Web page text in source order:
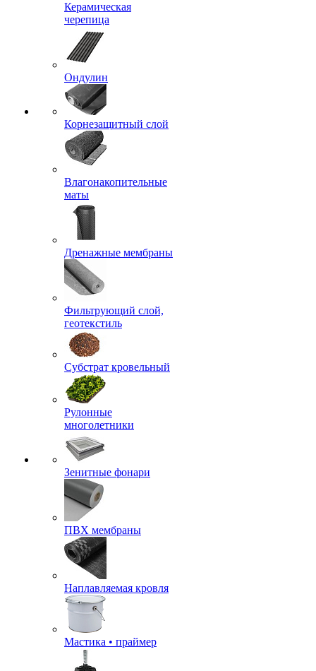
Керамическая
черепица
Ондулин
Корнезащитный слой
Влагонакопительные
маты
Дренажные мембраны
Фильтрующий слой,
геотекстиль
Субстрат кровельный
Рулонные
многолетники
Зенитные фонари
ПВХ мембраны
Наплавляемая кровля
Мастика • праймер